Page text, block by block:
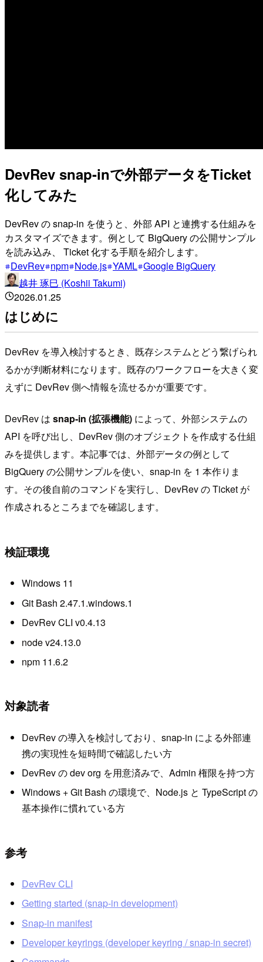
DevRev snap-inで外部データをTicket
化してみた
DevRev の snap-in を使うと、外部 API と連携する仕組みを
カスタマイズできます。例として BigQuery の公開サンプル
を読み込み、 Ticket 化する手順を紹介します。
DevRev npm Node.js YAML Google BigQuery
越井 琢巳 (Koshii Takumi)
2026.01.25
はじめに
DevRev を導入検討するとき、既存システムとどう繋げられ
るかが判断材料になります。既存のワークフローを大きく変
えずに DevRev 側へ情報を流せるかが重要です。
DevRev は snap-in (拡張機能) によって、外部システムの
API を呼び出し、DevRev 側のオブジェクトを作成する仕組
みを提供します。本記事では、外部データの例として
BigQuery の公開サンプルを使い、snap-in を 1 本作りま
す。その後自前のコマンドを実行し、DevRev の Ticket が
作成されるところまでを確認します。
検証環境
Windows 11
Git Bash 2.47.1.windows.1
DevRev CLI v0.4.13
node v24.13.0
npm 11.6.2
対象読者
DevRev の導入を検討しており、snap-in による外部連
携の実現性を短時間で確認したい方
DevRev の dev org を用意済みで、Admin 権限を持つ方
Windows + Git Bash の環境で、Node.js と TypeScript の
基本操作に慣れている方
参考
DevRev CLI
Getting started (snap-in development)
Snap-in manifest
Developer keyrings (developer keyring / snap-in secret)